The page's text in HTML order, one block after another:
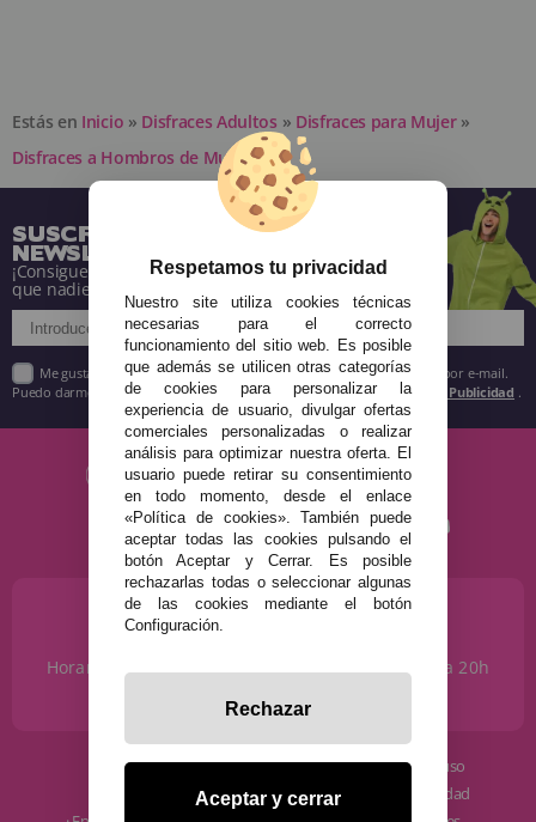
Estás en Inicio » Disfraces Adultos » Disfraces para Mujer »
Disfraces a Hombros de Mujer
SUSCRÍBETE A NUESTRA
NEWSLETTER
¡Consigue descuentos y entérate de todo antes
que nadie!
Me gustaría recibir descuentos exclusivos, novedades y tendencias por e-mail.
Puedo darme de baja cuando quiera según lo recogido en la Política de Publicidad .
¿NECESITAS AYUDA?
Horario de Lunes a Sábados de 10 a 14h y de 17 a 20h
info@disfracestuyyo.com
· Quiénes somos
· Condiciones de uso
· Política de privacidad
Respetamos tu privacidad
Nuestro site utiliza cookies técnicas
necesarias para el correcto
funcionamiento del sitio web. Es posible
que además se utilicen otras categorías
de cookies para personalizar la
experiencia de usuario, divulgar ofertas
comerciales personalizadas o realizar
análisis para optimizar nuestra oferta. El
usuario puede retirar su consentimiento
en todo momento, desde el enlace
«Política de cookies». También puede
aceptar todas las cookies pulsando el
botón Aceptar y Cerrar. Es posible
rechazarlas todas o seleccionar algunas
de las cookies mediante el botón
Configuración.
Rechazar
Aceptar y cerrar